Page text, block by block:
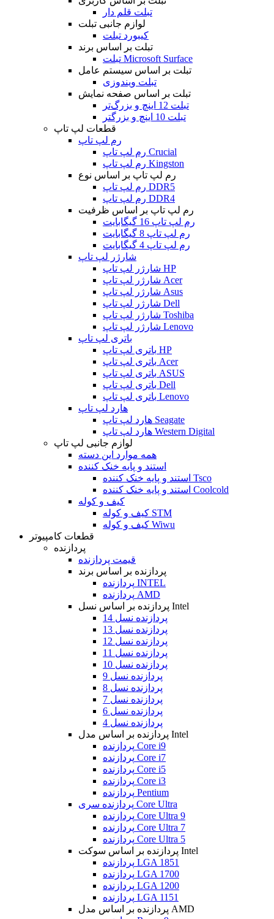
تبلت قلم دار
لوازم جانبی تبلت
کیبورد تبلت
تبلت بر اساس برند
تبلت Microsoft Surface
تبلت بر اساس سیستم عامل
تبلت ویندوزی
تبلت بر اساس صفحه نمایش
تبلت 12 اینچ و بزرگ‌تر
تبلت 10 اینچ و بزرگتر
قطعات لپ تاپ
رم لپ تاپ
رم لپ تاپ Crucial
رم لپ تاپ Kingston
رم لپ تاپ بر اساس نوع
رم لپ تاپ DDR5
رم لپ تاپ DDR4
رم لپ تاپ بر اساس ظرفیت
رم لپ تاپ 16 گیگابایت
رم لپ تاپ 8 گیگابایت
رم لپ تاپ 4 گیگابایت
شارژر لپ تاپ
شارژر لپ تاپ HP
شارژر لپ تاپ Acer
شارژر لپ تاپ Asus
شارژر لپ تاپ Dell
شارژر لپ تاپ Toshiba
شارژر لپ تاپ Lenovo
باتری لپ تاپ
باتری لپ تاپ HP
باتری لپ تاپ Acer
باتری لپ تاپ ASUS
باتری لپ تاپ Dell
باتری لپ تاپ Lenovo
هارد لپ تاپ
هارد لپ تاپ Seagate
هارد لپ تاپ Western Digital
لوازم جانبی لپ تاپ
همه موارد این دسته
استند و پایه خنک کننده
استند و پایه خنک کننده Tsco
استند و پایه خنک کننده Coolcold
کیف و کوله
کیف و کوله STM
کیف و کوله Wiwu
قطعات کامپیوتر
پردازنده
قیمت پردازنده
پردازنده بر اساس برند
پردازنده INTEL
پردازنده AMD
پردازنده بر اساس نسل Intel
پردازنده نسل 14
پردازنده نسل 13
پردازنده نسل 12
پردازنده نسل 11
پردازنده نسل 10
پردازنده نسل 9
پردازنده نسل 8
پردازنده نسل 7
پردازنده نسل 6
پردازنده نسل 4
پردازنده بر اساس مدل Intel
پردازنده Core i9
پردازنده Core i7
پردازنده Core i5
پردازنده Core i3
پردازنده Pentium
پردازنده سری Core Ultra
پردازنده Core Ultra 9
پردازنده Core Ultra 7
پردازنده Core Ultra 5
پردازنده بر اساس سوکت Intel
پردازنده LGA 1851
پردازنده LGA 1700
پردازنده LGA 1200
پردازنده LGA 1151
پردازنده بر اساس مدل AMD